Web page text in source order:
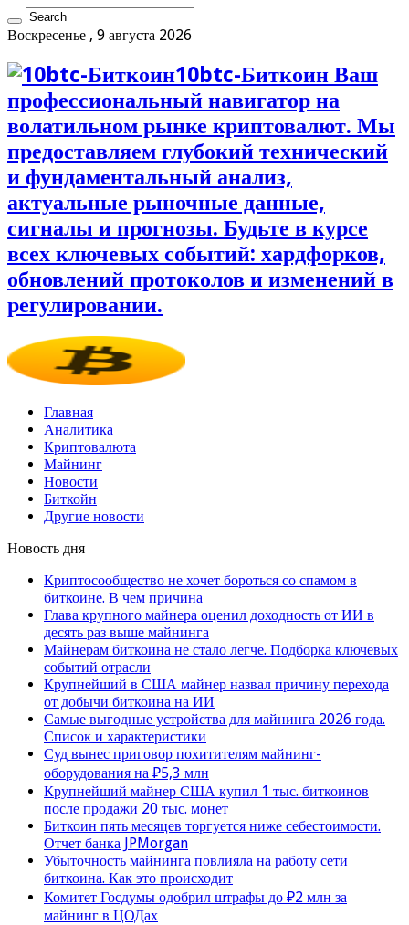
Воскресенье , 9 августа 2026
10btc-Биткоин Ваш
профессиональный навигатор на
волатильном рынке криптовалют. Мы
предоставляем глубокий технический
и фундаментальный анализ,
актуальные рыночные данные,
сигналы и прогнозы. Будьте в курсе
всех ключевых событий: хардфорков,
обновлений протоколов и изменений в
регулировании.
Главная
Аналитика
Криптовалюта
Майнинг
Новости
Биткойн
Другие новости
Новость дня
Криптосообщество не хочет бороться со спамом в
биткоине. В чем причина
Глава крупного майнера оценил доходность от ИИ в
десять раз выше майнинга
Майнерам биткоина не стало легче. Подборка ключевых
событий отрасли
Крупнейший в США майнер назвал причину перехода
от добычи биткоина на ИИ
Самые выгодные устройства для майнинга 2026 года.
Список и характеристики
Суд вынес приговор похитителям майнинг-
оборудования на ₽5,3 млн
Крупнейший майнер США купил 1 тыс. биткоинов
после продажи 20 тыс. монет
Биткоин пять месяцев торгуется ниже себестоимости.
Отчет банка JPMorgan
Убыточность майнинга повлияла на работу сети
биткоина. Как это происходит
Комитет Госдумы одобрил штрафы до ₽2 млн за
майнинг в ЦОДах